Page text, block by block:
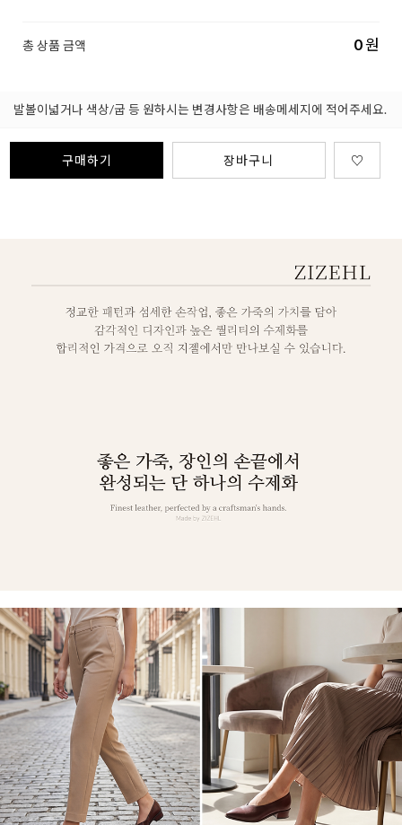
총 상품 금액 0원
발볼이넓거나 색상/굽 등 원하시는 변경사항은 배송메세지에 적어주세요.
구매하기 장바구니 ♡